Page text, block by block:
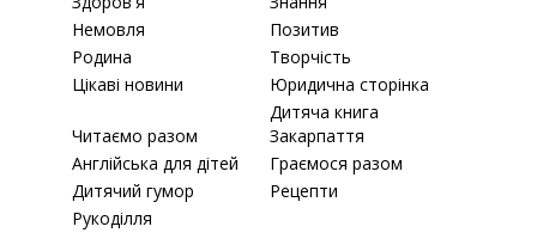
Немовля
Позитив
Родина
Творчість
Цікаві новини
Юридична сторінка
Читаємо разом
Дитяча книга
Закарпаття
Англійська для дітей
Граємося разом
Дитячий гумор
Рецепти
Рукоділля